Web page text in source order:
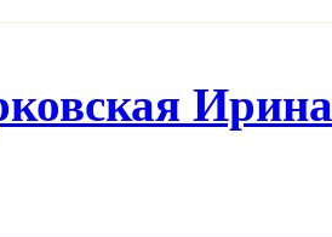
Ирина